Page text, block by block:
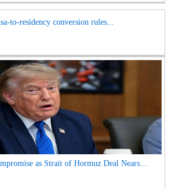
to-residency conversion rules...
as Strait of Hormuz Deal Nears...